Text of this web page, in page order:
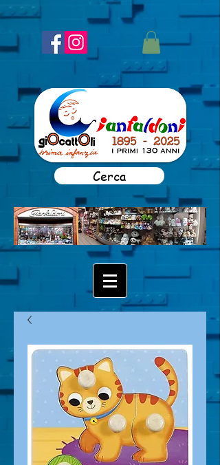
Cerca